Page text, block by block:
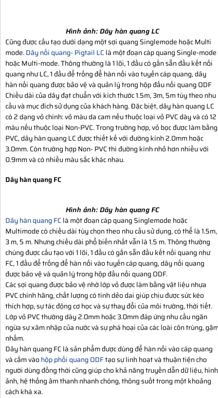
Hình ảnh:Dây hàn quang LC
Cũng được cấu tạo dưới dạng một sợi quang Singlemode hoặc Multi
mode.Dây nối quang- Pigtail LClà một đoạn cáp quang Single-mode
hoặc Multi-mode. Thông thường là 1 lõi, 1 đầu có gắn sẵn đầu kết nối
quang như LC, 1 đầu để trống để hàn nối vào tuyến cáp quang, dây
hàn nối quang được bảo vệ và quản lý trong hộp đấu nối quang ODF
Chiều dài của dây đạt chuẩn với kích thước 1.5m, 3m, 5m tùy theo nhu
cầu và mục đích sử dụng của khách hàng. Đặc biệt, dây hàn quang LC
có 2 dạng vỏ chính: vỏ màu da cam nếu thuộc loại vỏ PVC dày và có 12
màu nếu thuộc loại Non-PVC. Trong trường hợp, vỏ bọc được làm bằng
PVC, dây hàn quang LC được thiết kế với đường kính 2.0mm hoặc
3.0mm. Còn trường hợp Non- PVC thì đường kính nhỏ hơn nhiều với
0.9mm và có nhiều màu sắc khác nhau.
Dây hàn quang FC
Hình ảnh:Dây hàn quang FC
Dây hàn quang FClà một đoạn cáp quang Singlemode hoặc
Multimode có chiều dài tùy chọn theo nhu cầu sử dụng, có thể là 1.5m,
3 m, 5 m. Nhưng chiều dài phổ biến nhất vẫn là 1.5 m. Thông thường
chúng được cấu tạo với 1 lõi, 1 đầu có gắn sẵn đầu kết nối quang như
FC, 1 đầu để trống để hàn nối vào tuyến cáp quang, dây nối quang
được bảo vệ và quản lý trong hộp đấu nối quang ODF.
Các sợi quang được bảo vệ nhờ lớp vỏ được làm bằng vật liệu nhựa
PVC chính hãng, chất lượng có tính dẻo dai giúp chịu được sức kéo
thích hợp, sự tác động cơ học và sự thay đổi của môi trường, thời tiết.
Lớp vỏ PVC thường dày 2.0mm hoặc 3.0mm đáp ứng nhu cầu ngăn
ngừa sự xâm nhập của nước và sự phá hoại của các loài côn trùng,
nhấm.
Dây hàn quang FC là sản phẩm được dùng để hàn nối vào cáp quang
và cắm vàohộp phối quang ODFtạo sự linh hoạt và thuận tiện cho
người dùng đồng thời cũng giúp cho khả năng truyền dẫn dữ liệu, hình
ảnh, hệ thống âm thanh nhanh chóng, thông suốt trong một khoảng
cách khá xa.